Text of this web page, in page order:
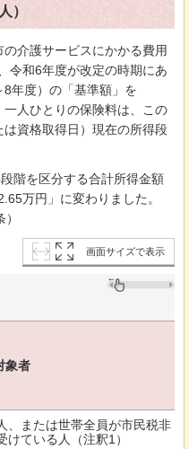
）
介護サービスにかかる費用
令和6年度が改定の時期にあ
年度）の「基準額」を
人ひとりの保険料は、この
資格取得日）現在の所得段
階を区分する合計所得金額
万円」に変わりました。
画面サイズで表示
象者
、または世帯全員が市民税非
ている人（注釈1）